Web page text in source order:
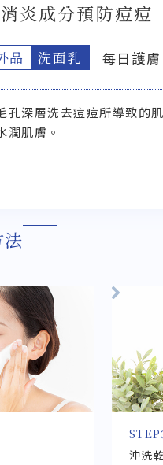
炎成分預防痘痘
品 洗面乳 每日護
孔深層洗去痘痘所導致的
潤肌膚。
沖洗